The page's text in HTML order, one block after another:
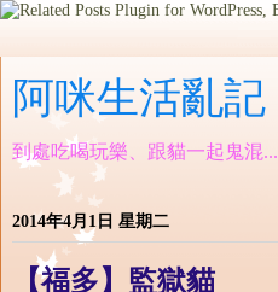
阿咪生活亂記
到處吃喝玩樂、跟貓一起鬼混...
2014年4月1日 星期二
【福多】監獄貓